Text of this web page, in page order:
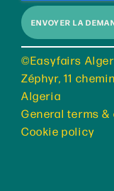
ENVOYER LA
©Easyfairs
Zéphyr, 11
Algeria
General terms
Cookie policy